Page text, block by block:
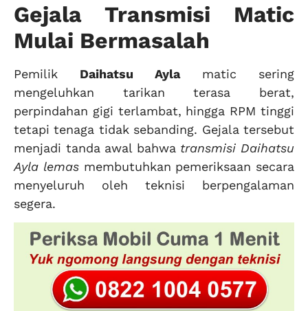
Gejala Transmisi Matic
Mulai Bermasalah
Pemilik Daihatsu Aylamatic sering
mengeluhkan tarikan terasa berat,
perpindahan gigi terlambat, hingga RPM tinggi
tetapi tenaga tidak sebanding. Gejala tersebut
menjadi tanda awal bahwa transmisi Daihatsu
Ayla lemasmembutuhkan pemeriksaan secara
menyeluruh oleh teknisi berpengalaman
segera.